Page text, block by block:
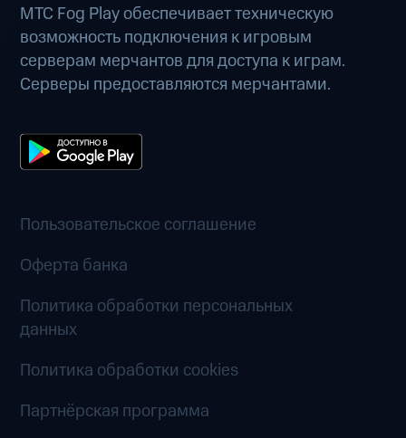
МТС Fog Play обеспечивает техническую
возможность подключения к игровым
серверам мерчантов для доступа к играм.
Серверы предоставляются мерчантами.
Пользовательское соглашение
Оферта банка
Политика обработки персональных
данных
Политика обработки cookies
Партнёрская программа